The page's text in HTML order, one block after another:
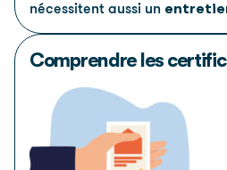
nécessitent aussi un
Comprendre les